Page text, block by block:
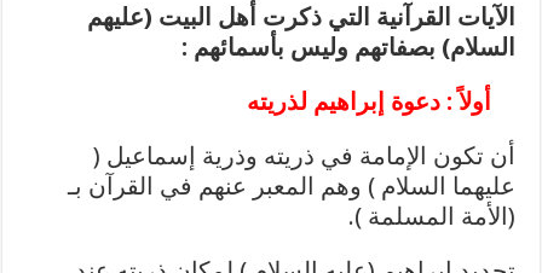
الآيات القرآنية التي ذكرت أهل البيت (عليهم
السلام) بصفاتهم وليس بأسمائهم :
أولاً : دعوة إبراهيم لذريته
أن تكون الإمامة في ذريته وذرية إسماعيل (
عليهما السلام ) وهم المعبر عنهم في القرآن بـ
(الأمة المسلمة ).